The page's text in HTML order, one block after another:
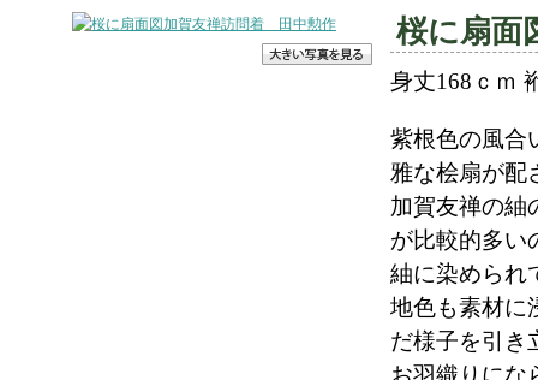
桜に扇面
身丈168ｃｍ
紫根色の風合
雅な桧扇が配
加賀友禅の紬
が比較的多い
紬に染められ
地色も素材に
だ様子を引き
お羽織りにな